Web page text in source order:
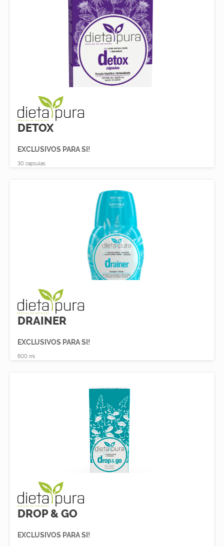
DETOX
EXCLUSIVOS PARA SI!
30 capsulas
DRAINER
EXCLUSIVOS PARA SI!
600 ml
DROP & GO
EXCLUSIVOS PARA SI!